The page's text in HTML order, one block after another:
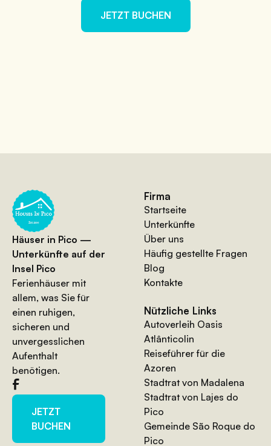
JETZT BUCHEN
Häuser in Pico —
Unterkünfte auf der
Insel Pico
Ferienhäuser mit
allem, was Sie für
einen ruhigen,
sicheren und
unvergesslichen
Aufenthalt
benötigen.
JETZT
BUCHEN
Firma
Startseite
Unterkünfte
Über uns
Häufig gestellte Fragen
Blog
Kontakte
Nützliche Links
Autoverleih Oasis
Atlânticolin
Reiseführer für die
Azoren
Stadtrat von Madalena
Stadtrat von Lajes do
Pico
Gemeinde São Roque do
Pico